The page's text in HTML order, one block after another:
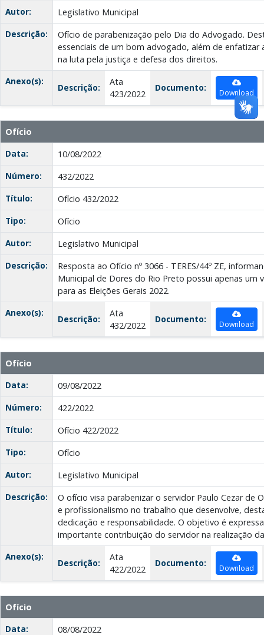
Autor:
Legislativo Municipal
Descrição:
Ofício de parabenização pelo Dia do Advogado.
essenciais de um bom advogado, além de
na luta pela justiça e defesa dos direitos.
Anexo(s):
Descrição:
Ata
423/2022
Documento: Download
Ofício
Data:
10/08/2022
Número:
432/2022
Título:
Ofício 432/2022
Tipo:
Ofício
Autor:
Legislativo Municipal
Descrição:
Resposta ao Ofício nº 3066 - TERES/44º ZE,
Municipal de Dores do Rio Preto possui apenas um
para as Eleições Gerais 2022.
Anexo(s):
Descrição:
Ata
432/2022
Documento: Download
Ofício
Data:
09/08/2022
Número:
422/2022
Título:
Ofício 422/2022
Tipo:
Ofício
Autor:
Legislativo Municipal
Descrição:
O ofício visa parabenizar o servidor Paulo Cezar de
e profissionalismo no trabalho que desenvolve,
dedicação e responsabilidade. O objetivo é
importante contribuição do servidor na realização
Anexo(s):
Descrição:
Ata
422/2022
Documento: Download
Ofício
Data:
08/08/2022